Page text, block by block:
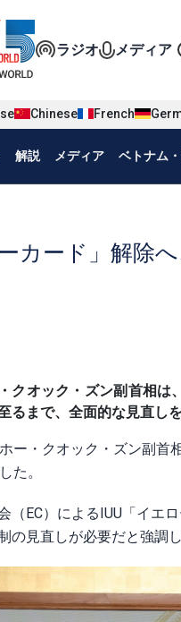
Đa phương
ラジオ メディア
Chinese French
nhật
解説 メディア ベトナム
カード」解除
クオック・ズン副首相
るまで、全面的な見直し
ー・クオック・ズン副首
た。
（EC）によるIUU「イエ
の見直しが必要だと強調し